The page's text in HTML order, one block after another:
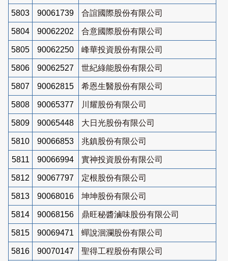
5803 90061739 合誼國際股份有限公司
5804 90062202 合意國際股份有限公司
5805 90062250 峰華投資股份有限公司
5806 90062527 世紀綠能股份有限公司
5807 90062815 希恩生醫股份有限公司
5808 90065377 川耀股份有限公司
5809 90065448 大日光股份有限公司
5810 90066853 兆鎮股份有限公司
5811 90066994 實神投資股份有限公司
5812 90067797 定根股份有限公司
5813 90068016 坤坤股份有限公司
5814 90068156 鼎旺秘醬滷味股份有限公司
5815 90069471 蟬說洄瀾股份有限公司
5816 90070147 聖得工程股份有限公司